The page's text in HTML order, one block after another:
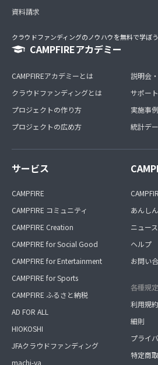
資料請求
クラウドファンディングのノウハウを無料で学ぼう
CAMPFIREアカデミー
CAMPFIREアカデミーとは
クラウドファンディングとは
プロジェクトの作り方
プロジェクトの広め方
説明会
サポー
実施事例
統計デ
サービス
CAMPFIRE
CAMPFIRE コミュニティ
CAMPFIRE Creation
CAMPFIRE for Social Good
CAMPFIRE for Entertainment
CAMPFIRE for Sports
CAMPFIRE ふるさと納税
AD FOR ALL
HIOKOSHI
JFAクラウドファンディング
machi-ya
あんし
ニュース
ヘルプ
お問い
各種規定
利用規約
細則
プライ
特定商